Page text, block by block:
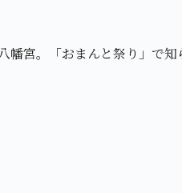
宮。「おまんと祭り」で知